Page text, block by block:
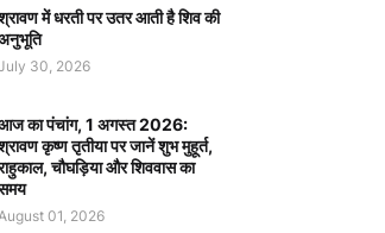
में धरती पर उतर आती है शिव की
30, 2026
का पंचांग, 1 अगस्त 2026:
कृष्ण तृतीया पर जानें शुभ मुहूर्त,
चौघड़िया और शिववास का
01, 2026